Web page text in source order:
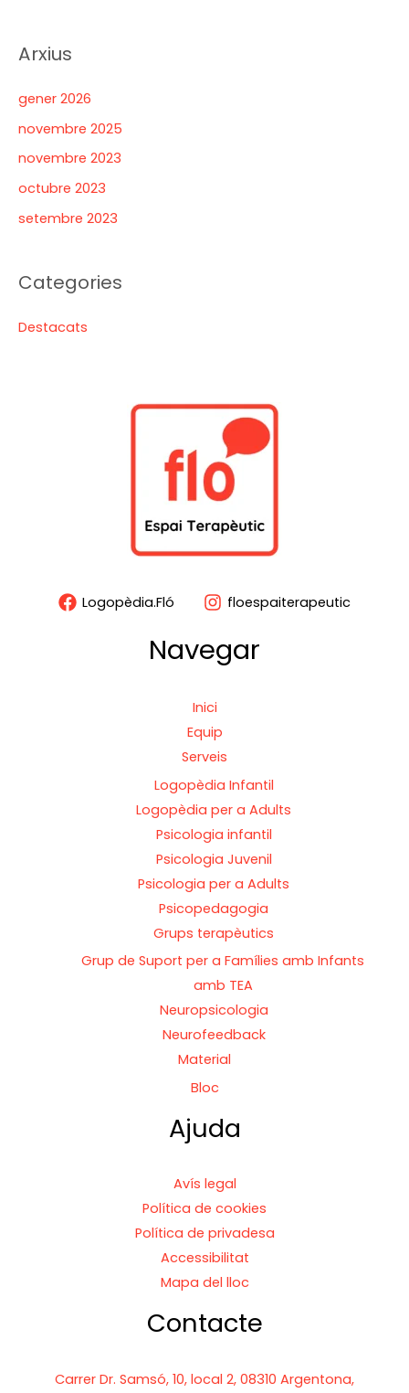
Arxius
gener 2026
novembre 2025
novembre 2023
octubre 2023
setembre 2023
Categories
Destacats
Logopèdia.Fló floespaiterapeutic
Navegar
Inici
Equip
Serveis
Logopèdia Infantil
Logopèdia per a Adults
Psicologia infantil
Psicologia Juvenil
Psicologia per a Adults
Psicopedagogia
Grups terapèutics
Grup de Suport per a Famílies amb Infants
amb TEA
Neuropsicologia
Neurofeedback
Material
Bloc
Ajuda
Avís legal
Política de cookies
Política de privadesa
Accessibilitat
Mapa del lloc
Contacte
Carrer Dr. Samsó, 10, local 2, 08310 Argentona,